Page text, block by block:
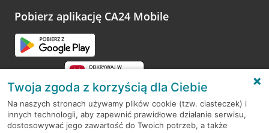
opinie.
Pobierz aplikację CA24 Mobile
RODO
Twoja zgoda z korzyścią dla Ciebie
Na naszych stronach używamy plików cookie (tzw. ciasteczek) i
innych technologii, aby zapewnić prawidłowe działanie serwisu,
dostosowywać jego zawartość do Twoich potrzeb, a także